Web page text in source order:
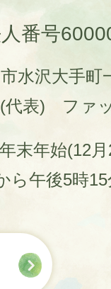
番号
水沢大手町
代表)
ファ
末年始(12
ら午後5時